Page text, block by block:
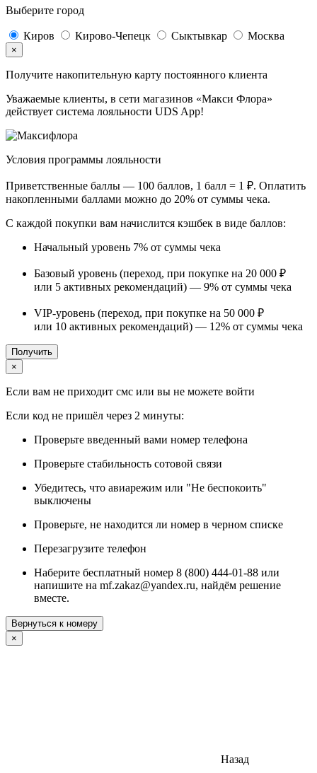
Выберите город
Киров Кирово-Чепецк Сыктывкар Москва
×
Получите накопительную карту постоянного клиента
Уважаемые клиенты, в сети магазинов «Макси Флора»
действует система лояльности UDS App!
Условия программы лояльности
Приветственные баллы — 100 баллов, 1 балл = 1 ₽. Оплатить
накопленными баллами можно до 20% от суммы чека.
С каждой покупки вам начислится кэшбек в виде баллов:
Начальный уровень 7% от суммы чека
Базовый уровень (переход, при покупке на 20 000 ₽
или 5 активных рекомендаций) — 9% от суммы чека
VIP-уровень (переход, при покупке на 50 000 ₽
или 10 активных рекомендаций) — 12% от суммы чека
Получить
×
Если вам не приходит смс или вы не можете войти
Если код не пришёл через 2 минуты:
Проверьте введенный вами номер телефона
Проверьте стабильность сотовой связи
Убедитесь, что авиарежим или "Не беспокоить"
выключены
Проверьте, не находится ли номер в черном списке
Перезагрузите телефон
Наберите бесплатный номер 8 (800) 444-01-88 или
напишите на mf.zakaz@yandex.ru, найдём решение
вместе.
Вернуться к номеру
×
Назад